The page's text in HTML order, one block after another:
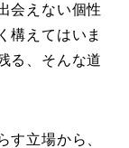
会えない個性
構えてはいま
る、そんな道
す立場から、